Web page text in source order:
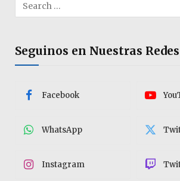
Seguinos en Nuestras
Facebook
WhatsApp
Instagram